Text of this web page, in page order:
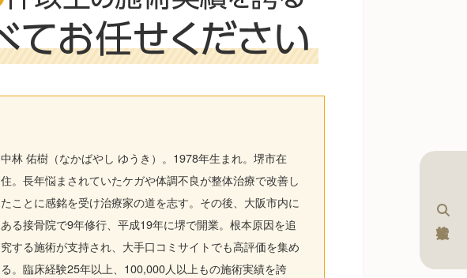
中林 佑樹（なかばやし ゆうき）。1978年生まれ。堺市在
住。長年悩まされていたケガや体調不良が整体治療で改善し
たことに感銘を受け治療家の道を志す。その後、大阪市内に
ある接骨院で9年修行、平成19年に堺で開業。根本原因を追
究する施術が支持され、大手口コミサイトでも高評価を集め
る。臨床経験25年以上、100,000人以上もの施術実績を誇